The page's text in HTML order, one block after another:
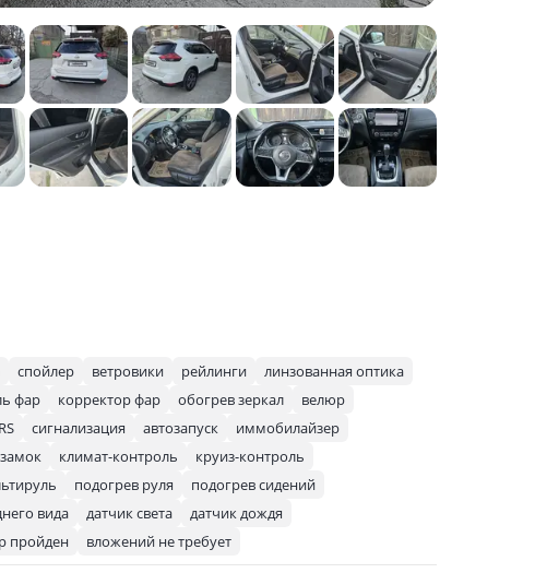
спойлер ветровики рейлинги
линзованная оптика
фар корректор фар обогрев зеркал
велюр
сигнализация автозапуск
иммобилайзер
климат-контроль
круиз-контроль
подогрев руля
подогрев сидений
вида датчик света
датчик дождя
пройден вложений не требует